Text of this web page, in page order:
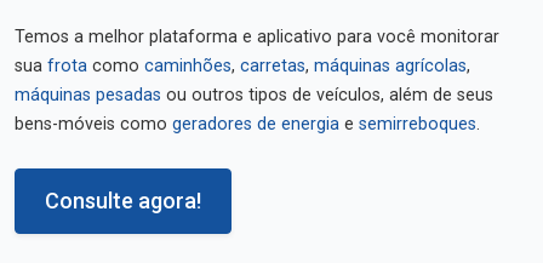
Temos a melhor plataforma e aplicativo para você monitorar
sua frota como caminhões, carretas, máquinas agrícolas,
máquinas pesadas ou outros tipos de veículos, além de seus
bens-móveis como geradores de energia e semirreboques.
Consulte agora!